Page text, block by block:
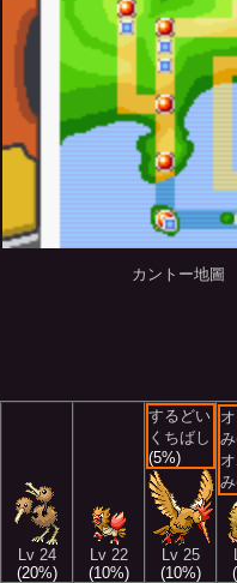
カントー地圖
Lv 24
(20%)
Lv 22
(10%)
するどい
くちばし
(5%)
Lv 25
(10%)
み
み